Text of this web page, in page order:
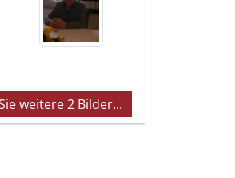
weitere 2 Bilder...